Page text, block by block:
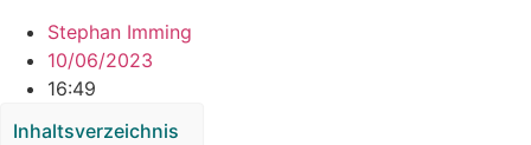
Stephan Imming
10/06/2023
16:49
Inhaltsverzeichnis